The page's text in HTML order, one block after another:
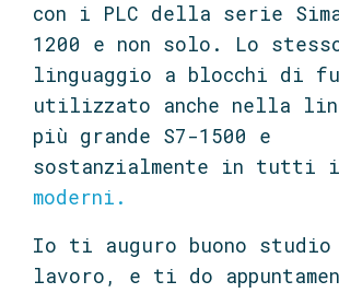
con i PLC della serie
1200 e non solo. Lo
linguaggio a blocchi di
utilizzato anche nella
più grande S7-1500 e
sostanzialmente in tutti i
moderni.
Io ti auguro buono studio
lavoro, e ti do